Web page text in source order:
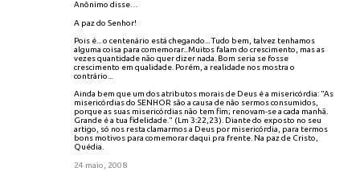
Anônimo disse…
A paz do Senhor!
Pois é... o centenário está chegando... Tudo bem, talvez tenhamos
alguma coisa para comemorar...Muitos falam do crescimento, mas as
vezes quantidade não quer dizer nada. Bom seria se fosse
crescimento em qualidade. Porém, a realidade nos mostra o
contrário...
Ainda bem que um dos atributos morais de Deus é a misericórdia: "As
misericórdias do SENHOR são a causa de não sermos consumidos,
porque as suas misericórdias não tem fim; renovam-se a cada manhã.
Grande é a tua fidelidade." (Lm 3:22,23). Diante do exposto no seu
artigo, só nos resta clamarmos a Deus por misericórdia, para termos
bons motivos para comemorar daqui pra frente. Na paz de Cristo,
Quédia.
24 maio, 2008